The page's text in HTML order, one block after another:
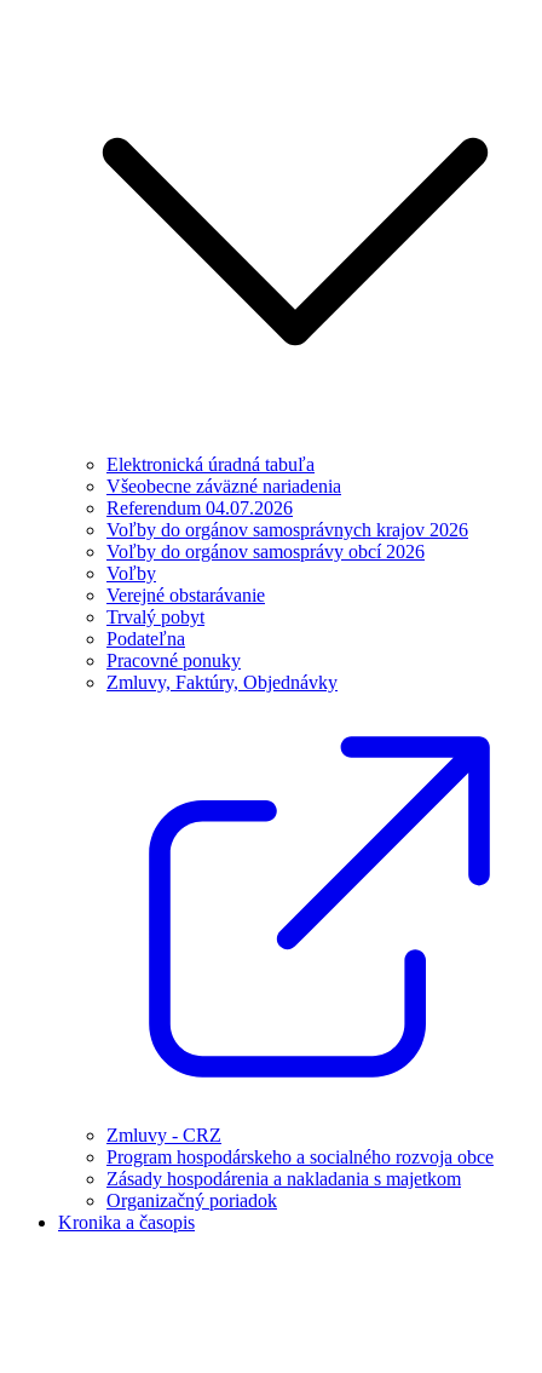
Elektronická úradná tabuľa
Všeobecne záväzné nariadenia
Referendum 04.07.2026
Voľby do orgánov samosprávnych krajov 2026
Voľby do orgánov samosprávy obcí 2026
Voľby
Verejné obstarávanie
Trvalý pobyt
Podateľna
Pracovné ponuky
Zmluvy, Faktúry, Objednávky
Zmluvy - CRZ
Program hospodárskeho a socialného rozvoja obce
Zásady hospodárenia a nakladania s majetkom
Organizačný poriadok
Kronika a časopis